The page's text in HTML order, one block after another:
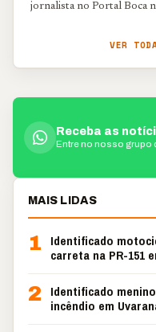
jornalista no Portal Boca
VER
Receba as
Entre no nosso grupo
MAIS LIDAS
1
Identificado
carreta na PR-151
2
Identificado
incêndio em